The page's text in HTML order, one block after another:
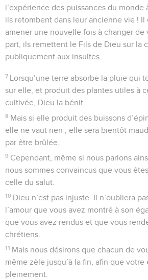
l’expérience des puissances du monde
ils retombent dans leur ancienne vie ! Il
amener une nouvelle fois à changer de
part, ils remettent le Fils de Dieu sur la
publiquement aux insultes.
7 Lorsqu’une terre absorbe la pluie qui
sur elle, et produit des plantes utiles à
cultivée, Dieu la bénit.
8 Mais si elle produit des buissons
elle ne vaut rien ; elle sera bientôt
par être brûlée.
9 Cependant, même si nous parlons
nous sommes convaincus que vous
celle du salut.
10 Dieu n’est pas injuste. Il n’oubliera
l’amour que vous avez montré à son
que vous avez rendus et que vous
chrétiens.
11 Mais nous désirons que chacun de
même zèle jusqu’à la fin, afin que votre
pleinement.